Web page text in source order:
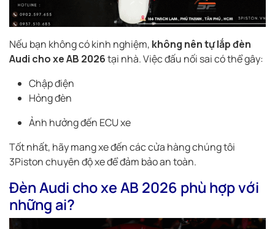
Nếu bạn không có kinh nghiệm, không nên tự lắp đèn
Audi cho xe AB 2026tại nhà. Việc đấu nối sai có thể gây:
Chập điện
Hỏng đèn
Ảnh hưởng đến ECU xe
Tốt nhất, hãy mang xe đến các cửa hàng chúng tôi
3Piston chuyên độ xe để đảm bảo an toàn.
Đèn Audi cho xe AB 2026 phù hợp với
những ai?